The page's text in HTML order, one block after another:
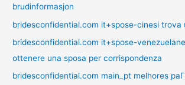
brudinformasjon
bridesconfidential.com it+spose-cinesi trova
bridesconfidential.com it+spose-
ottenere una sposa per corrispondenza
bridesconfidential.com main_pt melhores